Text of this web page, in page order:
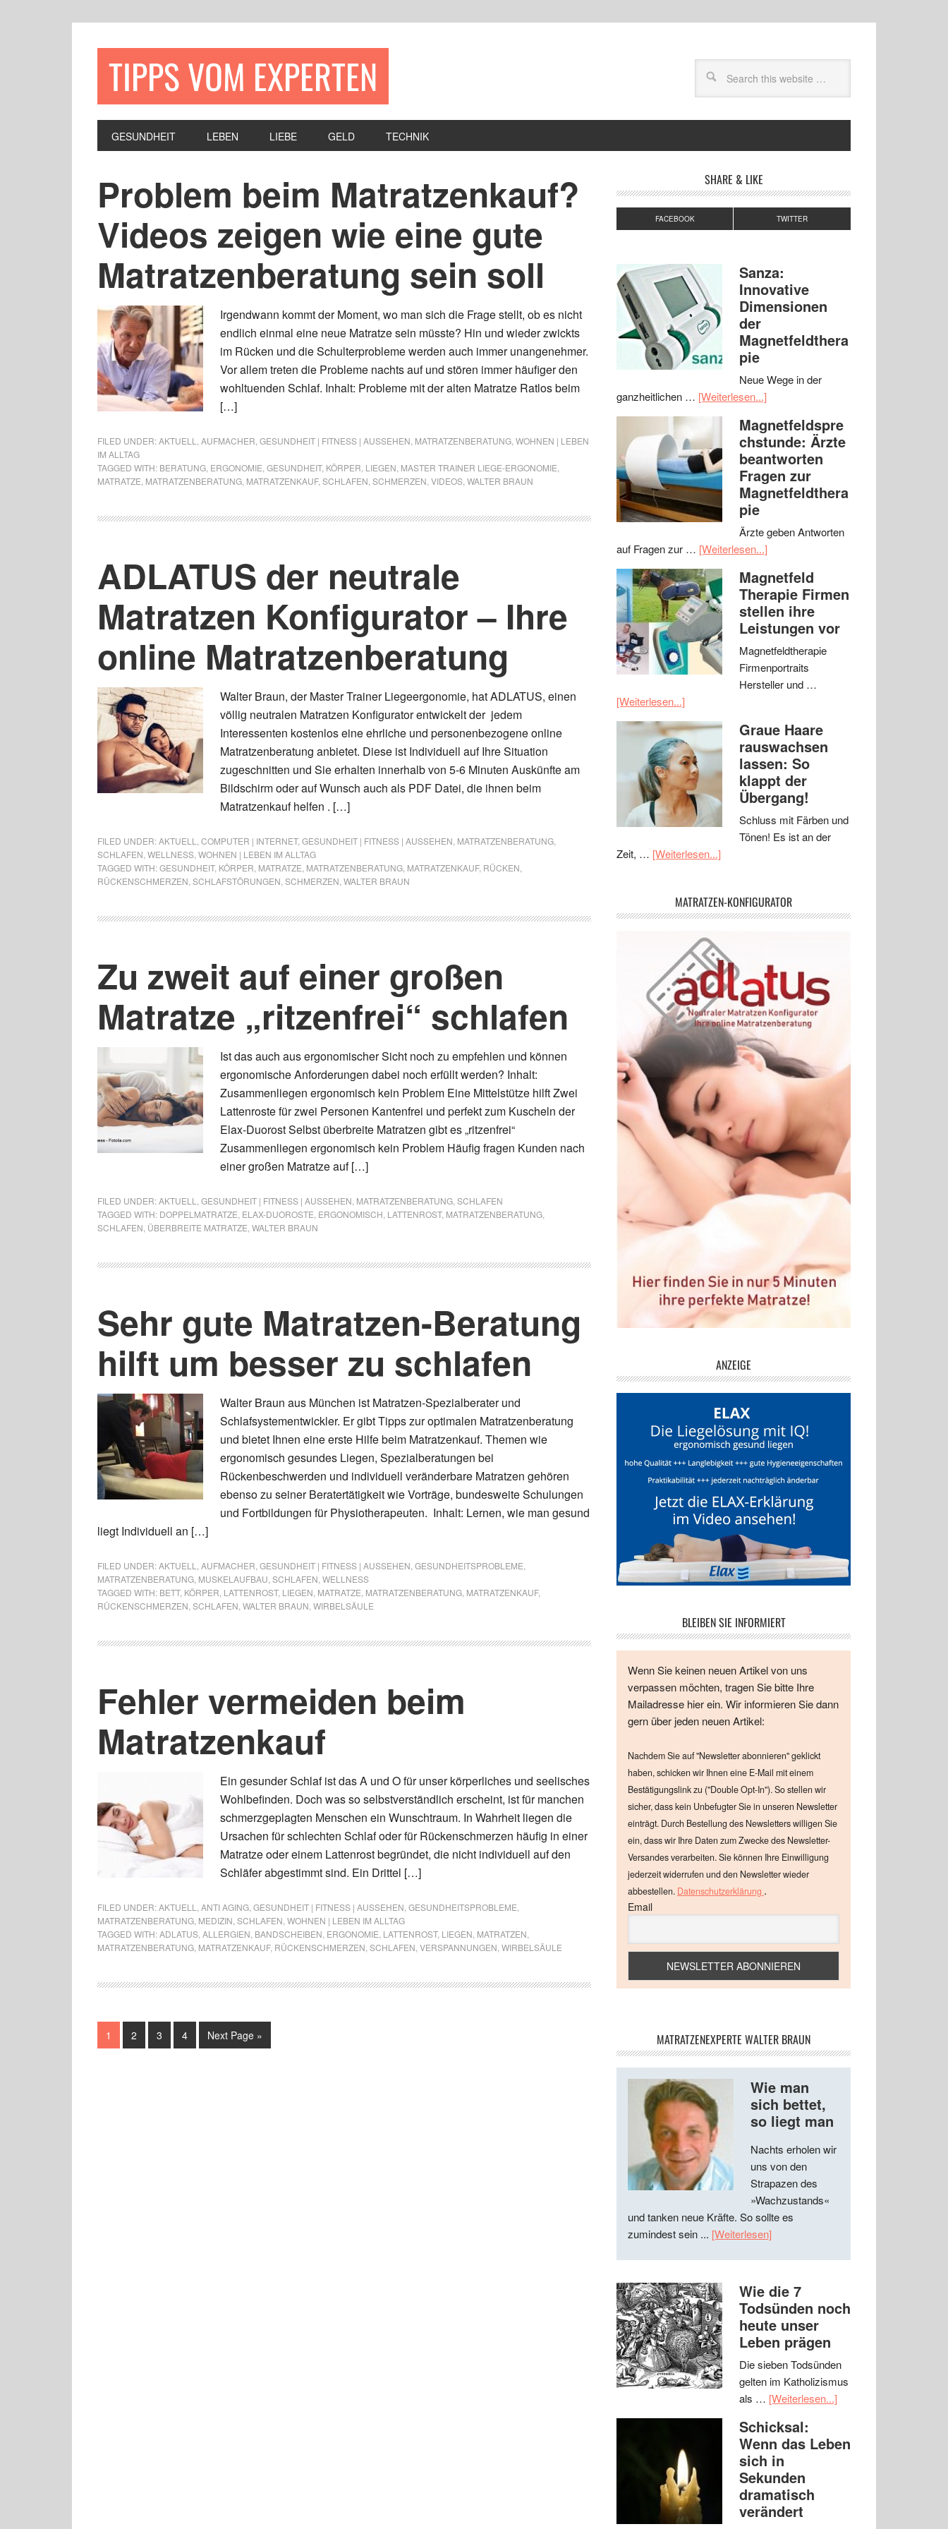
TIPPS VOM EXPERTEN
GESUNDHEIT LEBEN LIEBE GELD TECHNIK
Problem beim Matratzenkauf?
Videos zeigen wie eine gute
Matratzenberatung sein soll
Irgendwann kommt der Moment, wo man sich die Frage stellt, ob es nicht
endlich einmal eine neue Matratze sein müsste? Hin und wieder zwickts
im Rücken und die Schulterprobleme werden auch immer unangenehmer.
Vor allem treten die Probleme nachts auf und stören immer häufiger den
wohltuenden Schlaf. Inhalt: Probleme mit der alten Matratze Ratlos beim
[…]
FILED UNDER:AKTUELL AUFMACHER GESUNDHEIT | FITNESS | AUSSEHEN MATRATZENBERATUNG WOHNEN | LEBEN
IM ALLTAG
TAGGED WITH: BERATUNG ERGONOMIE GESUNDHEIT, KÖRPER LIEGEN MASTER TRAINER LIEGE-ERGONOMIE
MATRATZE MATRATZENBERATUNG MATRATZENKAUF, SCHLAFEN SCHMERZEN VIDEOS WALTER BRAUN
ADLATUS der neutrale
Matratzen Konfigurator – Ihre
online Matratzenberatung
Walter Braun, der Master Trainer Liegeergonomie, hat ADLATUS, einen
völlig neutralen Matratzen Konfigurator entwickelt der jedem
Interessenten kostenlos eine ehrliche und personenbezogene online
Matratzenberatung anbietet. Diese ist Individuell auf Ihre Situation
zugeschnitten und Sie erhalten innerhalb von 5-6 Minuten Auskünfte am
Bildschirm oder auf Wunsch auch als PDF Datei, die ihnen beim
Matratzenkauf helfen . […]
FILED UNDER:AKTUELL COMPUTER | INTERNET, GESUNDHEIT | FITNESS | AUSSEHEN MATRATZENBERATUNG
SCHLAFEN WELLNESS WOHNEN | LEBEN IM ALLTAG
TAGGED WITH:GESUNDHEIT, KÖRPER MATRATZE MATRATZENBERATUNG MATRATZENKAUF, RÜCKEN
RÜCKENSCHMERZEN SCHLAFSTÖRUNGEN SCHMERZEN WALTER BRAUN
Zu zweit auf einer großen
Matratze „ritzenfrei“ schlafen
Ist das auch aus ergonomischer Sicht noch zu empfehlen und können
ergonomische Anforderungen dabei noch erfüllt werden? Inhalt:
Zusammenliegen ergonomisch kein Problem Eine Mittelstütze hilft Zwei
Lattenroste für zwei Personen Kantenfrei und perfekt zum Kuscheln der
Elax-Duorost Selbst überbreite Matratzen gibt es „ritzenfrei“
Zusammenliegen ergonomisch kein Problem Häufig fragen Kunden nach
einer großen Matratze auf […]
FILED UNDER:AKTUELL GESUNDHEIT | FITNESS | AUSSEHEN MATRATZENBERATUNG SCHLAFEN
TAGGED WITH: DOPPELMATRATZE ELAX-DUOROSTE ERGONOMISCH LATTENROST, MATRATZENBERATUNG
SCHLAFEN ÜBERBREITE MATRATZE WALTER BRAUN
Sehr gute Matratzen-Beratung
hilft um besser zu schlafen
Walter Braun aus München ist Matratzen-Spezialberater und
Schlafsystementwickler. Er gibt Tipps zur optimalen Matratzenberatung
und bietet Ihnen eine erste Hilfe beim Matratzenkauf. Themen wie
ergonomisch gesundes Liegen, Spezialberatungen bei
Rückenbeschwerden und individuell veränderbare Matratzen gehören
ebenso zu seiner Beratertätigkeit wie Vorträge, bundesweite Schulungen
und Fortbildungen für Physiotherapeuten. Inhalt: Lernen, wie man gesund
liegt Individuell an […]
FILED UNDER:AKTUELL AUFMACHER GESUNDHEIT | FITNESS | AUSSEHEN GESUNDHEITSPROBLEME
MATRATZENBERATUNG MUSKELAUFBAU SCHLAFEN WELLNESS
TAGGED WITH: BETT, KÖRPER LATTENROST, LIEGEN MATRATZE MATRATZENBERATUNG MATRATZENKAUF,
RÜCKENSCHMERZEN SCHLAFEN WALTER BRAUN WIRBELSÄULE
Fehler vermeiden beim
Matratzenkauf
Ein gesunder Schlaf ist das A und O für unser körperliches und seelisches
Wohlbefinden. Doch was so selbstverständlich erscheint, ist für manchen
schmerzgeplagten Menschen ein Wunschtraum. In Wahrheit liegen die
Ursachen für schlechten Schlaf oder für Rückenschmerzen häufig in einer
Matratze oder einem Lattenrost begründet, die nicht individuell auf den
Schläfer abgestimmt sind. Ein Drittel […]
FILED UNDER:AKTUELL ANTI AGING GESUNDHEIT | FITNESS | AUSSEHEN GESUNDHEITSPROBLEME
MATRATZENBERATUNG MEDIZIN SCHLAFEN WOHNEN | LEBEN IM ALLTAG
TAGGED WITH:ADLATUS ALLERGIEN BANDSCHEIBEN ERGONOMIE LATTENROST, LIEGEN MATRATZEN
MATRATZENBERATUNG MATRATZENKAUF, RÜCKENSCHMERZEN SCHLAFEN VERSPANNUNGEN WIRBELSÄULE
1 2 3 4 Next Page »
SHARE & LIKE
FACEBOOK TWITTER
Sanza:
Innovative
Dimensionen
der
Magnetfeldthera
pie
Neue Wege in der
ganzheitlichen … [Weiterlesen...]
Magnetfeldspre
chstunde: Ärzte
beantworten
Fragen zur
Magnetfeldthera
pie
Ärzte geben Antworten
auf Fragen zur … [Weiterlesen...]
Magnetfeld
Therapie Firmen
stellen ihre
Leistungen vor
Magnetfeldtherapie
Firmenportraits
Hersteller und …
[Weiterlesen...]
Graue Haare
rauswachsen
lassen: So
klappt der
Übergang!
Schluss mit Färben und
Tönen! Es ist an der
Zeit, … [Weiterlesen...]
MATRATZEN-KONFIGURATOR
ANZEIGE
BLEIBEN SIE INFORMIERT
Wenn Sie keinen neuen Artikel von uns
verpassen möchten, tragen Sie bitte Ihre
Mailadresse hier ein. Wir informieren Sie dann
gern über jeden neuen Artikel:
Nachdem Sie auf "Newsletter abonnieren" geklickt
haben, schicken wir Ihnen eine E-Mail mit einem
Bestätigungslink zu ("Double Opt-In"). So stellen wir
sicher, dass kein Unbefugter Sie in unseren Newsletter
einträgt. Durch Bestellung des Newsletters willigen Sie
ein, dass wir Ihre Daten zum Zwecke des Newsletter-
Versandes verarbeiten. Sie können Ihre Einwilligung
jederzeit widerrufen und den Newsletter wieder
abbestellen. Datenschutzerklärung .
Email
MATRATZENEXPERTE WALTER BRAUN
Wie man
sich bettet,
so liegt man
Nachts erholen wir
uns von den
Strapazen des
»Wachzustands«
und tanken neue Kräfte. So sollte es
zumindest sein ... [Weiterlesen]
Wie die 7
Todsünden noch
heute unser
Leben prägen
Die sieben Todsünden
gelten im Katholizismus
als … [Weiterlesen...]
Schicksal:
Wenn das Leben
sich in
Sekunden
dramatisch
verändert